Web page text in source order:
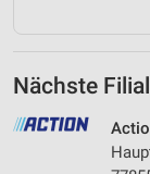
Nächste